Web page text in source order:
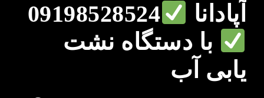
آپادانا
09198528524
با دستگاه نشت
یابی آب